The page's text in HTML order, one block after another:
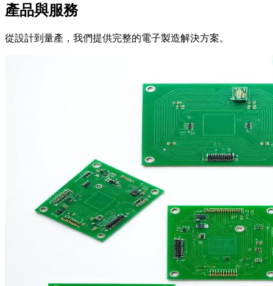
產品與服務
從設計到量產，我們提供完整的電子製造解決方案。